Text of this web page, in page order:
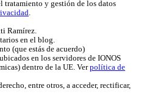
tratamiento y gestión de los datos
.
Ramírez.
en el blog.
(que estás de acuerdo)
en los servidores de IONOS
dentro de la UE. Verpolítica de
entre otros, a acceder, rectificar,